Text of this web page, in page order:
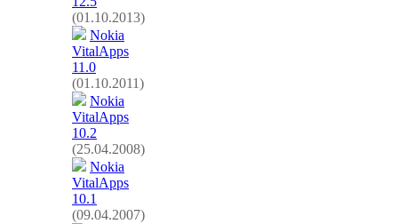
(01.10.2013)
Nokia
VitalApps
11.0
(01.10.2011)
Nokia
VitalApps
10.2
(25.04.2008)
Nokia
VitalApps
10.1
(09.04.2007)